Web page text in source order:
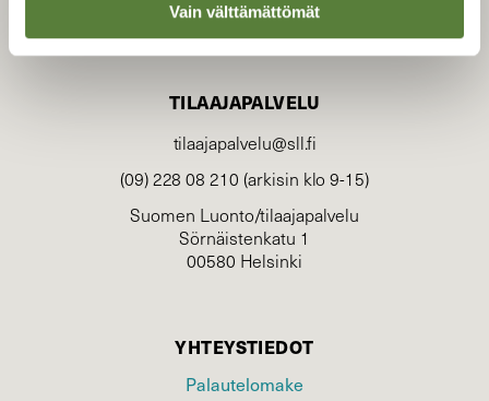
Vain välttämättömät
TILAAJAPALVELU
tilaajapalvelu@sll.fi
(09) 228 08 210 (arkisin klo 9-15)
Suomen Luonto/tilaajapalvelu
Sörnäistenkatu 1
00580 Helsinki
YHTEYSTIEDOT
Palautelomake